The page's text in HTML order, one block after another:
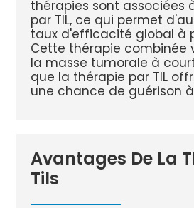
thérapies sont associées
par TIL, ce qui permet
taux d'efficacité global à
Cette thérapie combinée
la masse tumorale à
que la thérapie par TIL
une chance de guérison
Avantages De La
Tils